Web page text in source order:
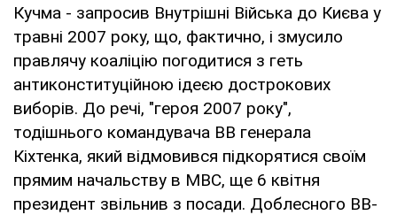
Кучма - запросив Внутрішні Війська до Києва у
травні 2007 року, що, фактично, і змусило
правлячу коаліцію погодитися з геть
антиконституційною ідеєю дострокових
виборів. До речі, "героя 2007 року",
тодішнього командувача ВВ генерала
Кіхтенка, який відмовився підкорятися своїм
прямим начальству в МВС, ще 6 квітня
президент звільнив з посади. Доблесного ВВ-